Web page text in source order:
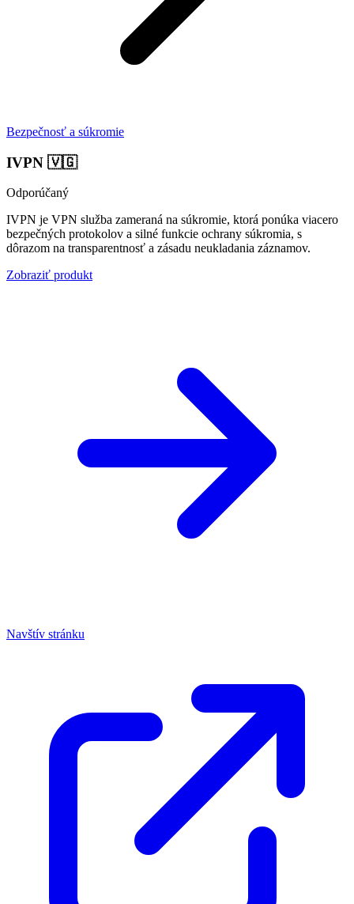
Bezpečnosť a súkromie
IVPN 🇻🇬
Odporúčaný
IVPN je VPN služba zameraná na súkromie, ktorá ponúka viacero
bezpečných protokolov a silné funkcie ochrany súkromia, s
dôrazom na transparentnosť a zásadu neukladania záznamov.
Zobraziť produkt
Navštív stránku